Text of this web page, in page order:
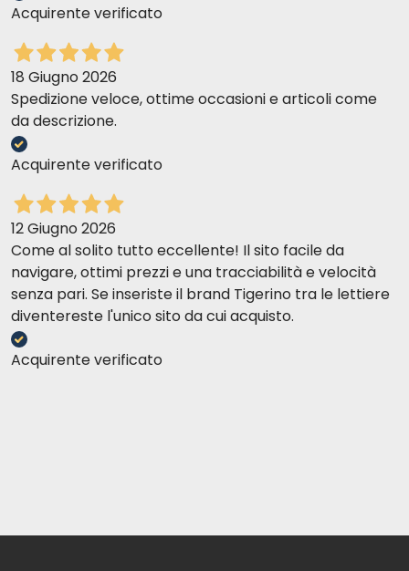
Acquirente verificato
18 Giugno 2026
Spedizione veloce, ottime occasioni e articoli come
da descrizione.
Acquirente verificato
12 Giugno 2026
Come al solito tutto eccellente! Il sito facile da
navigare, ottimi prezzi e una tracciabilità e velocità
senza pari. Se inseriste il brand Tigerino tra le lettiere
diventereste l'unico sito da cui acquisto.
Acquirente verificato